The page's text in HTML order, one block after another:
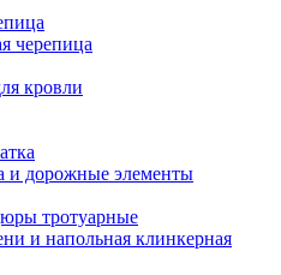
черепица
кровли
и дорожные элементы
тротуарные
и напольная клинкерная